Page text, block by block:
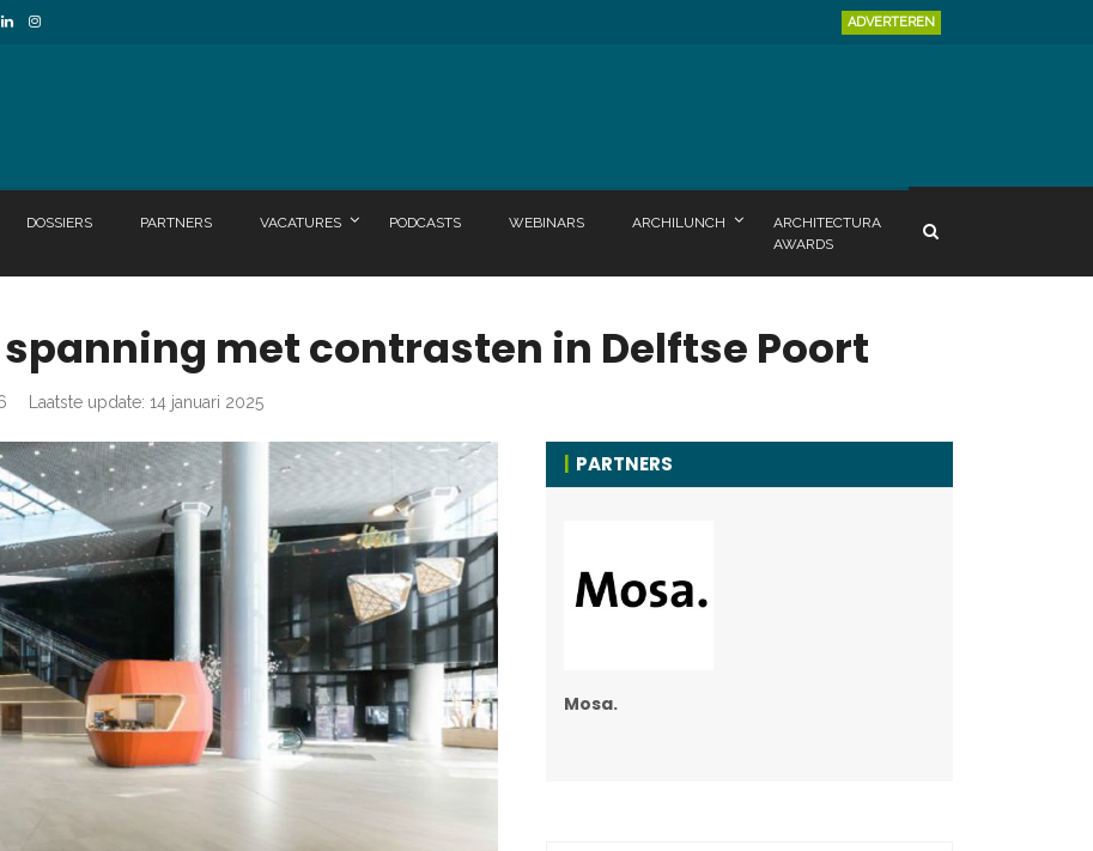
ADVERTEREN
DOSSIERS PARTNERS VACATURES PODCASTS WEBINARS ARCHILUNCH
ARCHITECTURA
AWARDS
met contrasten in Delftse Poort
Laatste update: 14 januari 2025
PARTNERS
Mosa.